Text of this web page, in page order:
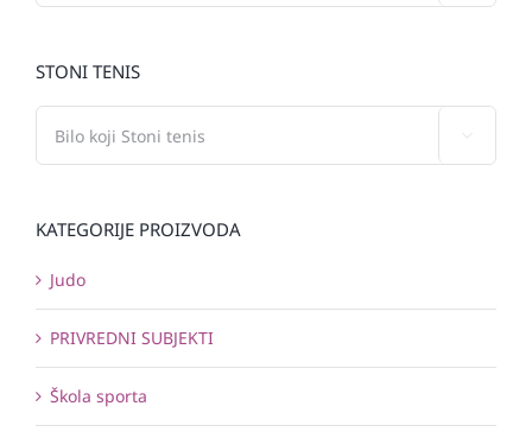
STONI TENIS
KATEGORIJE PROIZVODA
Judo
PRIVREDNI SUBJEKTI
Škola sporta